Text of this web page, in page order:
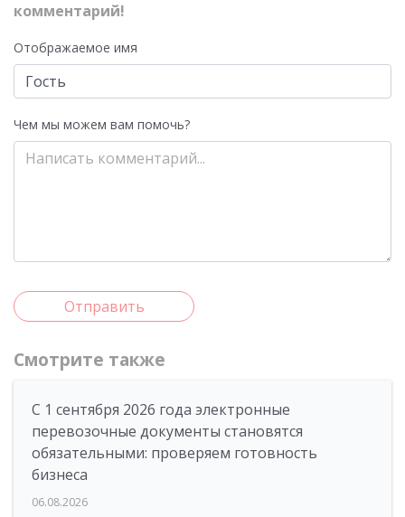
комментарий!
Отображаемое имя
Чем мы можем вам помочь?
Отправить
Смотрите также
С 1 сентября 2026 года электронные
перевозочные документы становятся
обязательными: проверяем готовность
бизнеса
06.08.2026